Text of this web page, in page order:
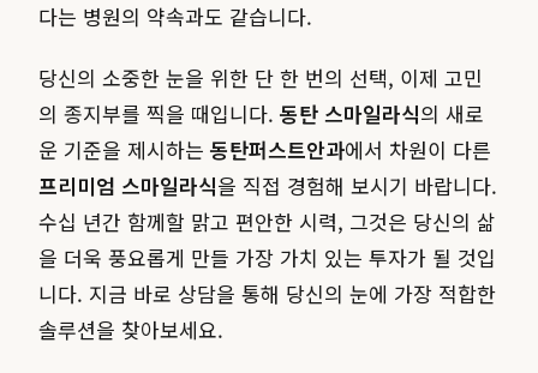
다는 병원의 약속과도 같습니다.
당신의 소중한 눈을 위한 단 한 번의 선택, 이제 고민
의 종지부를 찍을 때입니다. 동탄 스마일라식의 새로
운 기준을 제시하는 동탄퍼스트안과에서 차원이 다른
프리미엄 스마일라식을 직접 경험해 보시기 바랍니다.
수십 년간 함께할 맑고 편안한 시력, 그것은 당신의 삶
을 더욱 풍요롭게 만들 가장 가치 있는 투자가 될 것입
니다. 지금 바로 상담을 통해 당신의 눈에 가장 적합한
솔루션을 찾아보세요.